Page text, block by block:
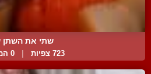
שתי את השתן
723 צפיות 0 המלצות